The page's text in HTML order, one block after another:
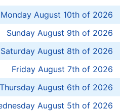
Monday August 10th of 2026
Sunday August 9th of 2026
Saturday August 8th of 2026
Friday August 7th of 2026
Thursday August 6th of 2026
August 5th of 2026